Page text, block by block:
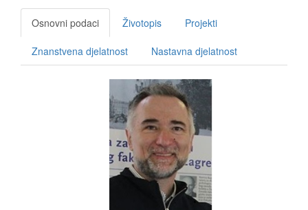
Osnovni podaci Životopis Projekti
Znanstvena djelatnost Nastavna djelatnost